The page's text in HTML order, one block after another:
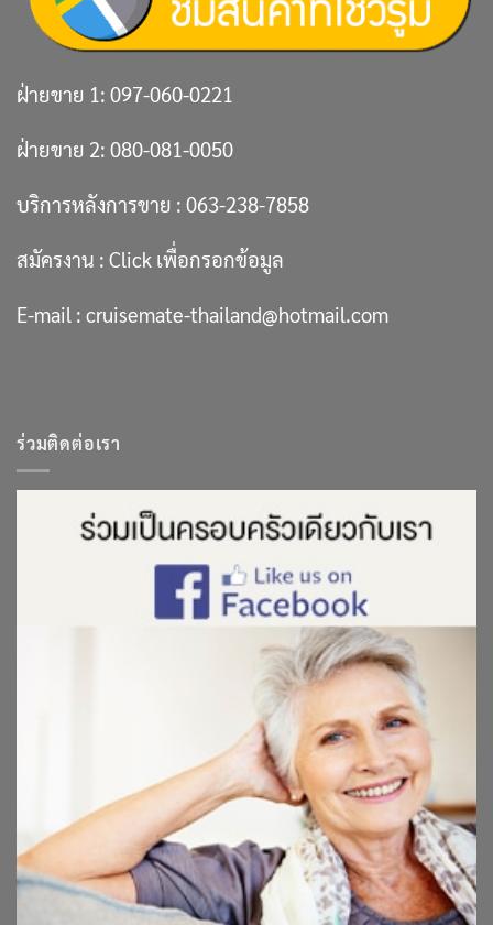
ฝ่ายขาย 1: 097-060-0221
ฝ่ายขาย 2: 080-081-0050
บริการหลังการขาย : 063-238-7858
สมัครงาน : Click เพื่อกรอกข้อมูล
E-mail : cruisemate-thailand@hotmail.com
ร่วมติดต่อเรา